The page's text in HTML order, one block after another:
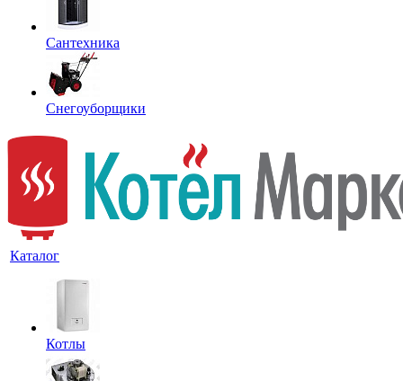
Сантехника
Снегоуборщики
Каталог
Котлы